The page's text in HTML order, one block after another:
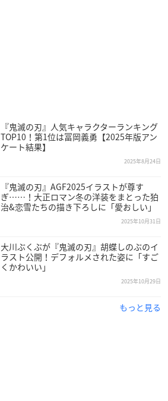
『鬼滅の刃』人気キャラクターランキング
TOP10！第1位は冨岡義勇【2025年版アン
ケート結果】
2025年8月24日
『鬼滅の刃』AGF2025イラストが尊す
ぎ……！大正ロマン冬の洋装をまとった狛
治&恋雪たちの描き下ろしに「愛おしい」
2025年10月31日
大川ぶくぶが『鬼滅の刃』胡蝶しのぶのイ
ラスト公開！デフォルメされた姿に「すご
くかわいい」
2025年10月29日
もっと見る